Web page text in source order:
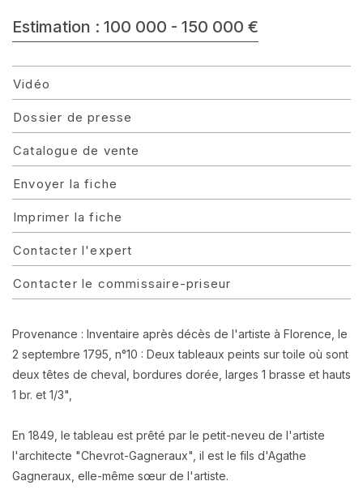
Estimation : 100 000 - 150 000 €
Vidéo
Dossier de presse
Catalogue de vente
Envoyer la fiche
Imprimer la fiche
Contacter l'expert
Contacter le commissaire-priseur
Provenance : Inventaire après décès de l'artiste à Florence , le
2 septembre 1795, n°10 : Deux tableaux peints sur toile où sont
deux têtes de cheval, bordures dorée, larges 1 brasse et hauts
1 br. et 1/3",
En 1849, le tableau est prêté par le petit-neveu de l'artiste
l'architecte "Chevrot-Gagneraux", il est le fils d'Agathe
Gagneraux, elle-même sœur de l'artiste.